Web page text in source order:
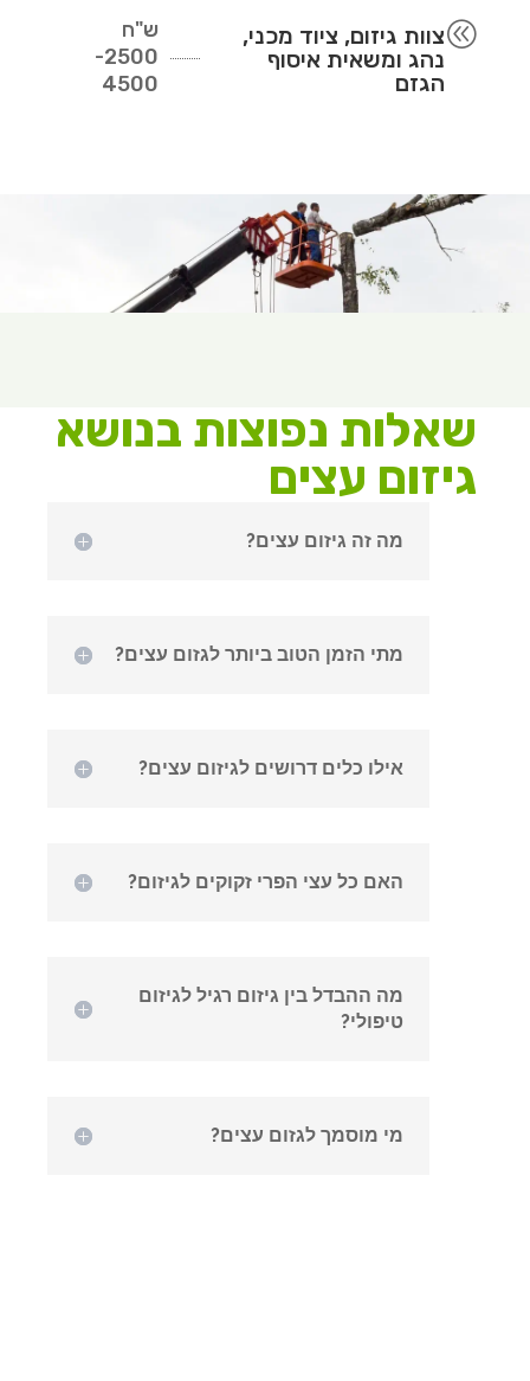
@צוות גיזום, ציוד מכני,
נהג ומשאית איסוף
הגזם
ש"ח
2500-
4500
שאלות נפוצות בנושא
גיזום עצים
מה זה גיזום עצים?
מתי הזמן הטוב ביותר לגזום עצים?
אילו כלים דרושים לגיזום עצים?
האם כל עצי הפרי זקוקים לגיזום?
מה ההבדל בין גיזום רגיל לגיזום
טיפולי?
מי מוסמך לגזום עצים?